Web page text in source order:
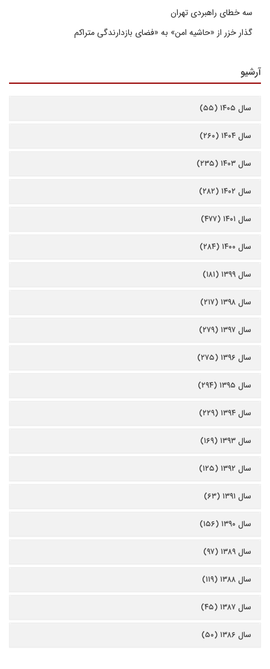
سه خطای راهبردی تهران
گذار خزر از «حاشیه امن» به «فضای بازدارندگی متراکم
آرشیو
سال ۱۴۰۵ (۵۵)
سال ۱۴۰۴ (۲۶۰)
سال ۱۴۰۳ (۲۳۵)
سال ۱۴۰۲ (۲۸۲)
سال ۱۴۰۱ (۴۷۷)
سال ۱۴۰۰ (۲۸۴)
سال ۱۳۹۹ (۱۸۱)
سال ۱۳۹۸ (۲۱۷)
سال ۱۳۹۷ (۲۷۹)
سال ۱۳۹۶ (۲۷۵)
سال ۱۳۹۵ (۲۹۴)
سال ۱۳۹۴ (۲۲۹)
سال ۱۳۹۳ (۱۶۹)
سال ۱۳۹۲ (۱۲۵)
سال ۱۳۹۱ (۶۳)
سال ۱۳۹۰ (۱۵۶)
سال ۱۳۸۹ (۹۷)
سال ۱۳۸۸ (۱۱۹)
سال ۱۳۸۷ (۴۵)
سال ۱۳۸۶ (۵۰)